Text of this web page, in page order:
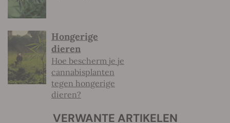
Hongerige
dieren
Hoe bescherm je je
cannabisplanten
tegen hongerige
dieren?
VERWANTE ARTIKELEN